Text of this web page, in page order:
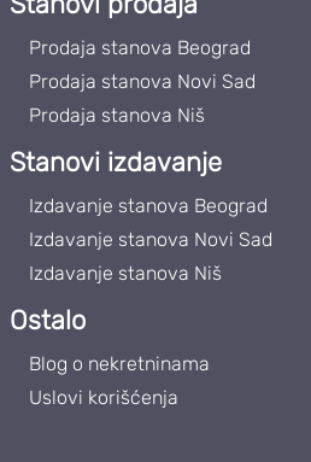
Prodaja stanova Beograd
Prodaja stanova Novi Sad
Prodaja stanova Niš
Stanovi izdavanje
Izdavanje stanova Beograd
Izdavanje stanova Novi Sad
Izdavanje stanova Niš
Ostalo
Blog o nekretninama
Uslovi korišćenja